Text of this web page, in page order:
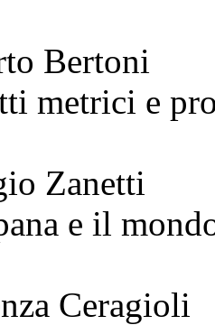
Bertoni
metrici e
Zanetti
e il
Ceragioli